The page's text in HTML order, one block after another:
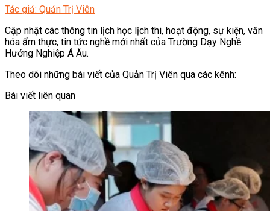
Tác giả: Quản Trị Viên
Cập nhật các thông tin lịch học lịch thi, hoạt động, sự kiện, văn
hóa ẩm thực, tin tức nghề mới nhất của Trường Dạy Nghề
Hướng Nghiệp Á Âu.
Theo dõi những bài viết của Quản Trị Viên qua các kênh:
Bài viết liên quan